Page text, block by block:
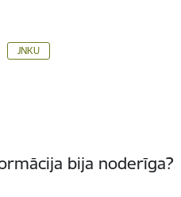
JNKU
bija noderīga?